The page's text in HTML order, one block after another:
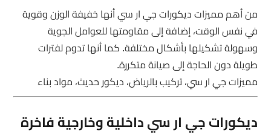
من أهم مميزات ديكورات جي ار سي أنها خفيفة الوزن وقوية
في نفس الوقت، إضافة إلى مقاومتها للعوامل الجوية
وسهولة تشكيلها بأشكال مختلفة. كما أنها تدوم لفترات
طويلة دون الحاجة إلى صيانة متكررة.
مميزات جي ار سي، تركيب بالرياض، ديكور حديث، مواد بناء
ديكورات جي ار سي داخلية وخارجية فاخرة